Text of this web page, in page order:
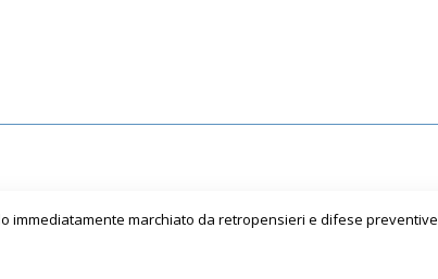
immediatamente marchiato da retropensieri e difese preventive